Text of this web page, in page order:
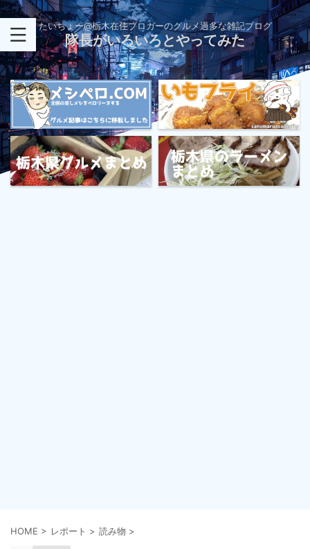
たいちょー@栃木在住ブロガーのグルメ過多な雑記ブログ
隊長がいろいろとやってみた
HOME > レポート > 読み物 >